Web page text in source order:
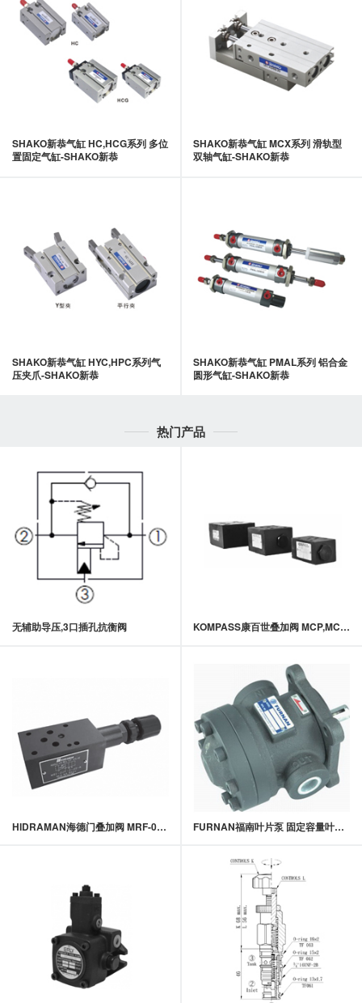
SHAKO新恭气缸 HC,HCG系列 多位
置固定气缸-SHAKO新恭
SHAKO新恭气缸 MCX系列 滑轨型
双轴气缸-SHAKO新恭
SHAKO新恭气缸 HYC,HPC系列气
压夹爪-SHAKO新恭
SHAKO新恭气缸 PMAL系列 铝合金
圆形气缸-SHAKO新恭
热门产品
无辅助导压,3口插孔抗衡阀 KOMPASS康百世叠加阀 MCP,MCA,MCB,MCT,MCW系列叠加式单向阀
HIDRAMAN海德门叠加阀 MRF-02,03系列叠加式调压阀 FURNAN福南叶片泵 固定容量叶片泵 50T,150T系列定量叶片泵